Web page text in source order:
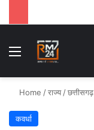
Menu
Home /राज्य /छत्तीसगढ़
कवर्धा